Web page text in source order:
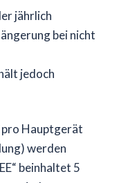
jährlich
bei nicht
jedoch
pro Hauptgerät
werden
beinhaltet 5